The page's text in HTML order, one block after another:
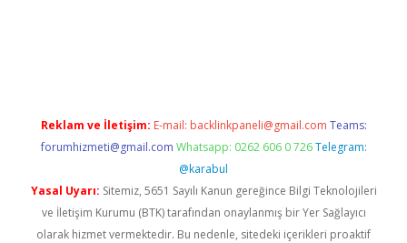
Reklam ve İletişim: E-mail: backlinkpaneli@gmail.com Teams:
forumhizmeti@gmail.com Whatsapp: 0262 606 0 726 Telegram:
@karabul
Yasal Uyarı: Sitemiz, 5651 Sayılı Kanun gereğince Bilgi Teknolojileri
ve İletişim Kurumu (BTK) tarafından onaylanmış bir Yer Sağlayıcı
olarak hizmet vermektedir. Bu nedenle, sitedeki içerikleri proaktif